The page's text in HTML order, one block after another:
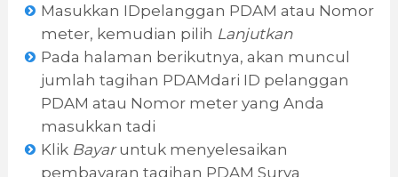
Masukkan IDpelanggan PDAM atau Nomor
meter, kemudian pilih Lanjutkan
Pada halaman berikutnya, akan muncul
jumlah tagihan PDAMdari ID pelanggan
PDAM atau Nomor meter yang Anda
masukkan tadi
Klik Bayaruntuk menyelesaikan
pembayaran tagihan PDAM Surya